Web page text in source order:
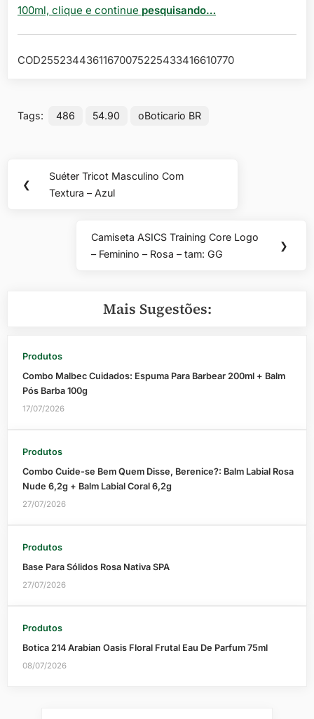
100ml, clique e continue pesquisando…
COD25523443611670075225433416610770
Tags: 486 54.90 oBoticario BR
Navegação
de
❮
Previous
Post:
Suéter Tricot Masculino Com
Textura – Azul
Next
Post:
Camiseta ASICS Training Core Logo
– Feminino – Rosa – tam: GG
❯
Mais Sugestões:
Produtos
Combo Malbec Cuidados: Espuma Para Barbear 200ml + Balm
Pós Barba 100g
17/07/2026
Produtos
Combo Cuide-se Bem Quem Disse, Berenice?: Balm Labial Rosa
Nude 6,2g + Balm Labial Coral 6,2g
27/07/2026
Produtos
Base Para Sólidos Rosa Nativa SPA
27/07/2026
Produtos
Botica 214 Arabian Oasis Floral Frutal Eau De Parfum 75ml
08/07/2026